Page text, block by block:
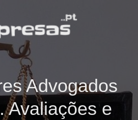
Advogados
Avaliações e